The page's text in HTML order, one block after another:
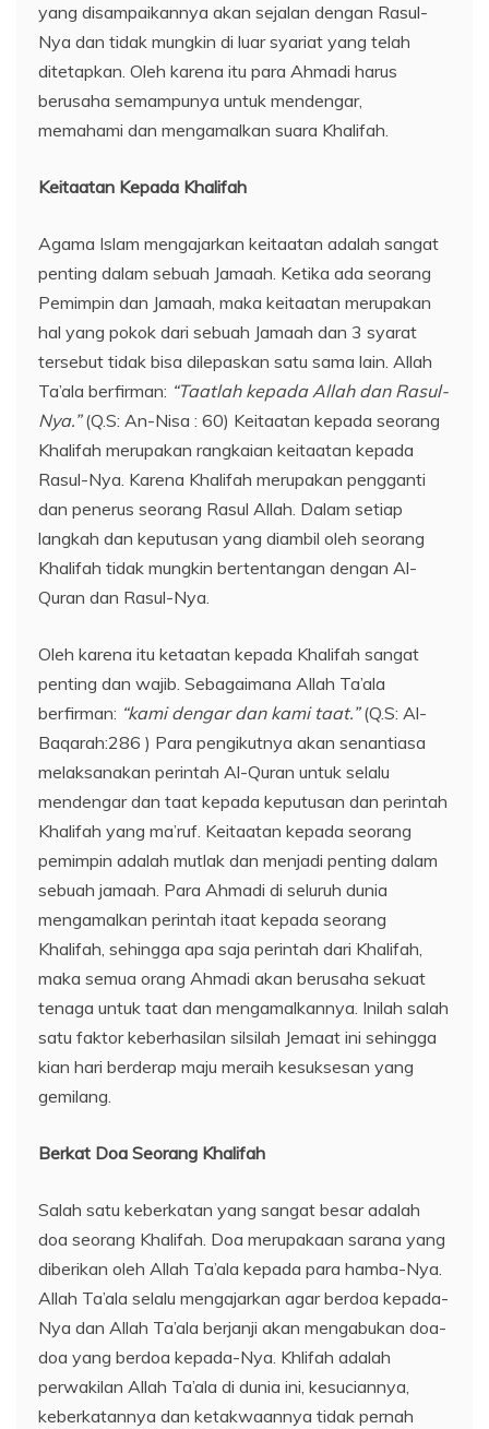
yang disampaikannya akan sejalan dengan Rasul-
Nya dan tidak mungkin di luar syariat yang telah
ditetapkan. Oleh karena itu para Ahmadi harus
berusaha semampunya untuk mendengar,
memahami dan mengamalkan suara Khalifah.
Keitaatan Kepada Khalifah
Agama Islam mengajarkan keitaatan adalah sangat
penting dalam sebuah Jamaah. Ketika ada seorang
Pemimpin dan Jamaah, maka keitaatan merupakan
hal yang pokok dari sebuah Jamaah dan 3 syarat
tersebut tidak bisa dilepaskan satu sama lain. Allah
Ta’ala berfirman: “Taatlah kepada Allah dan Rasul-
Nya.”(Q.S: An-Nisa : 60) Keitaatan kepada seorang
Khalifah merupakan rangkaian keitaatan kepada
Rasul-Nya. Karena Khalifah merupakan pengganti
dan penerus seorang Rasul Allah. Dalam setiap
langkah dan keputusan yang diambil oleh seorang
Khalifah tidak mungkin bertentangan dengan Al-
Quran dan Rasul-Nya.
Oleh karena itu ketaatan kepada Khalifah sangat
penting dan wajib. Sebagaimana Allah Ta’ala
berfirman: “kami dengar dan kami taat.”(Q.S: Al-
Baqarah:286 ) Para pengikutnya akan senantiasa
melaksanakan perintah Al-Quran untuk selalu
mendengar dan taat kepada keputusan dan perintah
Khalifah yang ma’ruf. Keitaatan kepada seorang
pemimpin adalah mutlak dan menjadi penting dalam
sebuah jamaah. Para Ahmadi di seluruh dunia
mengamalkan perintah itaat kepada seorang
Khalifah, sehingga apa saja perintah dari Khalifah,
maka semua orang Ahmadi akan berusaha sekuat
tenaga untuk taat dan mengamalkannya. Inilah salah
satu faktor keberhasilan silsilah Jemaat ini sehingga
kian hari berderap maju meraih kesuksesan yang
gemilang.
Berkat Doa Seorang Khalifah
Salah satu keberkatan yang sangat besar adalah
doa seorang Khalifah. Doa merupakaan sarana yang
diberikan oleh Allah Ta’ala kepada para hamba-Nya.
Allah Ta’ala selalu mengajarkan agar berdoa kepada-
Nya dan Allah Ta’ala berjanji akan mengabukan doa-
doa yang berdoa kepada-Nya. Khlifah adalah
perwakilan Allah Ta’ala di dunia ini, kesuciannya,
keberkatannya dan ketakwaannya tidak pernah